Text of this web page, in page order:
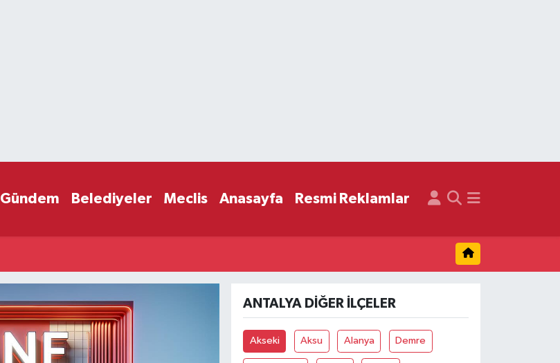
Gündem Belediyeler Meclis Anasayfa Resmi Reklamlar
ANTALYA DIĞER İLÇELER
Akseki Aksu Alanya Demre